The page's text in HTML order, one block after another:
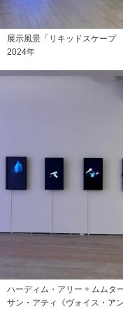
展示風景「リキッドスケープ
2024年
ハーディム・アリー + ムムタ
サン・アティ《ヴォイス・ア